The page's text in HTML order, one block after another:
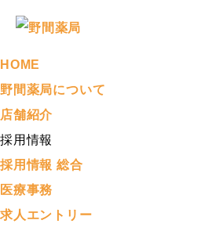
HOME
野間薬局について
店舗紹介
採用情報
採用情報 総合
医療事務
求人エントリー